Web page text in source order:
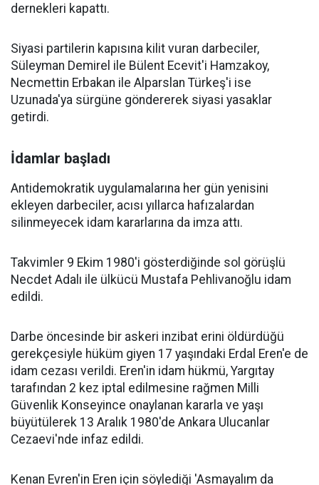
dernekleri kapattı.
Siyasi partilerin kapısına kilit vuran darbeciler,
Süleyman Demirel ile Bülent Ecevit'i Hamzakoy,
Necmettin Erbakan ile Alparslan Türkeş'i ise
Uzunada'ya sürgüne göndererek siyasi yasaklar
getirdi.
İdamlar başladı
Antidemokratik uygulamalarına her gün yenisini
ekleyen darbeciler, acısı yıllarca hafızalardan
silinmeyecek idam kararlarına da imza attı.
Takvimler 9 Ekim 1980'i gösterdiğinde sol görüşlü
Necdet Adalı ile ülkücü Mustafa Pehlivanoğlu idam
edildi.
Darbe öncesinde bir askeri inzibat erini öldürdüğü
gerekçesiyle hüküm giyen 17 yaşındaki Erdal Eren'e de
idam cezası verildi. Eren'in idam hükmü, Yargıtay
tarafından 2 kez iptal edilmesine rağmen Milli
Güvenlik Konseyince onaylanan kararla ve yaşı
büyütülerek 13 Aralık 1980'de Ankara Ulucanlar
Cezaevi'nde infaz edildi.
Kenan Evren'in Eren için söylediği 'Asmayalım da